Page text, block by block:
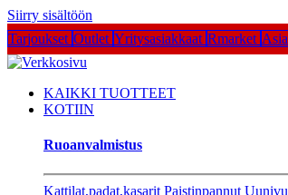
Siirry sisältöön
Tarjoukset Outlet Yritysasiakkaat Rmarket
KAIKKI TUOTTEET
KOTIIN
Ruoanvalmistus
Kattilat,padat,kasarit Paistinpannut